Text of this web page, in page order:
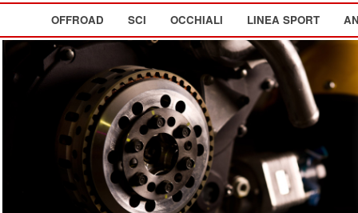
OFFROAD SCI OCCHIALI LINEA SPORT